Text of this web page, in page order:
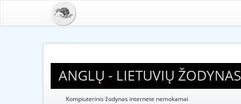
ANGLŲ - LIETUVIŲ ŽODYNAS
Kompiuterinis žodynas internete nemokamai